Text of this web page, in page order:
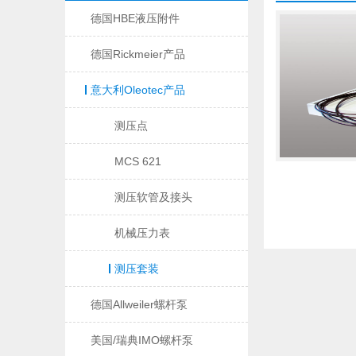
德国HBE液压附件
德国Rickmeier产品
意大利Oleotec产品
测压点
MCS 621
测压软管及接头
机械压力表
测压套装
德国Allweiler螺杆泵
美国/瑞典IMO螺杆泵